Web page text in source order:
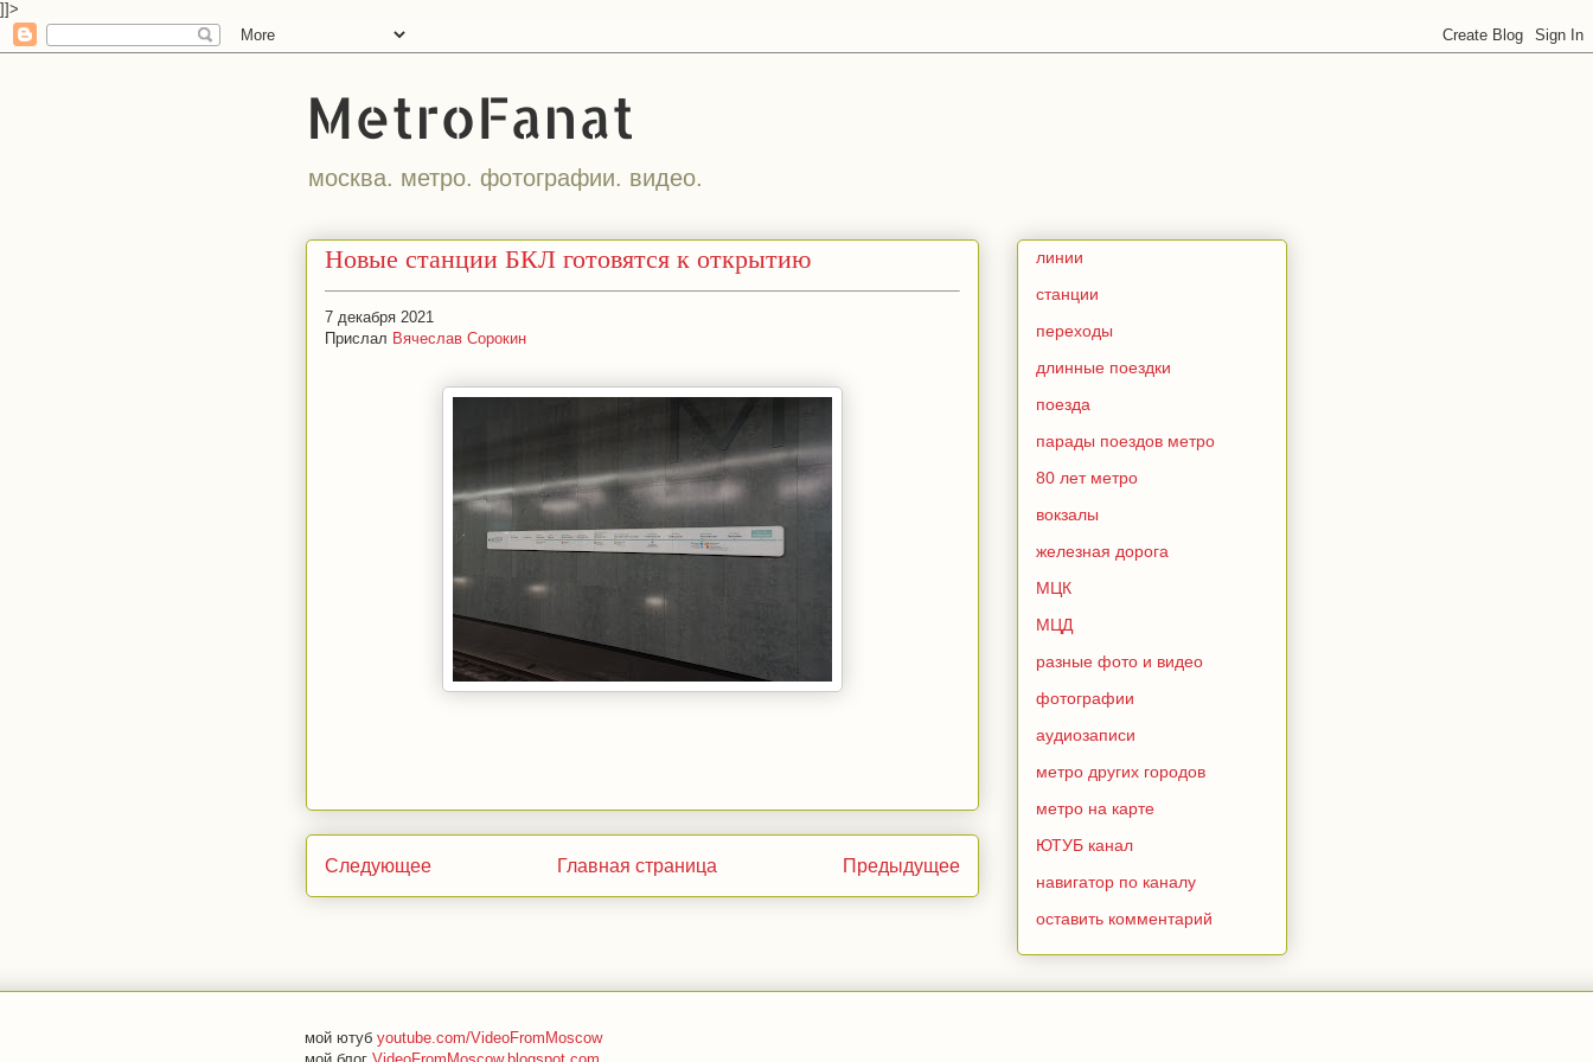
]]>
MetroFanat
москва. метро. фотографии. видео.
Новые станции БКЛ готовятся к открытию
7 декабря 2021
Прислал Вячеслав Сорокин
Следующее Предыдущее
Главная страница
линии
станции
переходы
длинные поездки
поезда
парады поездов метро
80 лет метро
вокзалы
железная дорога
МЦК
МЦД
разные фото и видео
фотографии
аудиозаписи
метро других городов
метро на карте
ЮТУБ канал
навигатор по каналу
оставить комментарий
мой ютуб youtube.com/VideoFromMoscow